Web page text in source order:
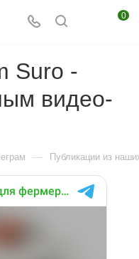
0
Suro -
видео-
— Публикации из